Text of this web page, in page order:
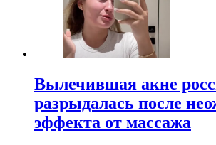
Вылечившая акне
разрыдалась после
эффекта от массажа